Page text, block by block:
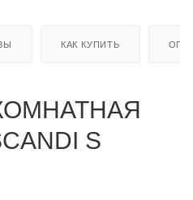
КАК КУПИТЬ
S